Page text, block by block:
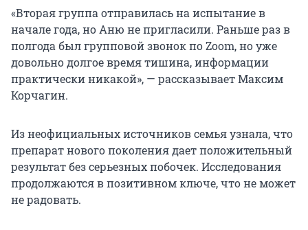
«Вторая группа отправилась на испытание в
начале года, но Аню не пригласили. Раньше раз в
полгода был групповой звонок по Zoom, но уже
довольно долгое время тишина, информации
практически никакой», — рассказывает Максим
Корчагин.
Из неофициальных источников семья узнала, что
препарат нового поколения дает положительный
результат без серьезных побочек. Исследования
продолжаются в позитивном ключе, что не может
не радовать.